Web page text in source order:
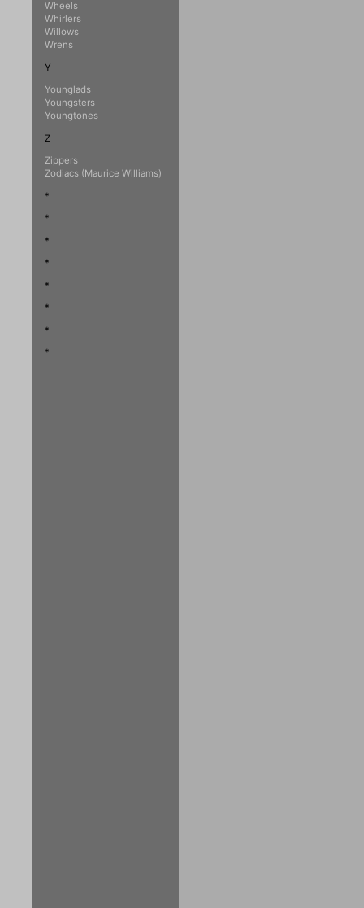
Wheels
Whirlers
Willows
Wrens
Y
Younglads
Youngsters
Youngtones
Z
Zippers
Zodiacs (Maurice Williams)
*
*
*
*
*
*
*
*